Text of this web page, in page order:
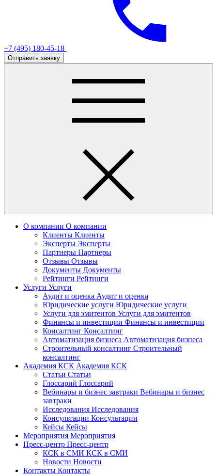
+7 (495) 180-45-18
Отправить заявку
О компании О компании
Клиенты Клиенты
Эксперты Эксперты
Партнеры Партнеры
Отзывы Отзывы
Документы Документы
Рейтинги Рейтинги
Услуги Услуги
Аудит и оценка Аудит и оценка
Юридические услуги Юридические услуги
Услуги для эмитентов Услуги для эмитентов
Финансы и инвестиции Финансы и инвестиции
Консалтинг Консалтинг
Автоматизация бизнеса Автоматизация бизнеса
Строительный консалтинг Строительный
консалтинг
Академия КСК Академия КСК
Статьи Статьи
Глоссарий Глоссарий
Вебинары и бизнес завтраки Вебинары и бизнес
завтраки
Исследования Исследования
Консультации Консультации
Кейсы Кейсы
Мероприятия Мероприятия
Пресс-центр Пресс-центр
КСК в СМИ КСК в СМИ
Новости Новости
Контакты Контакты